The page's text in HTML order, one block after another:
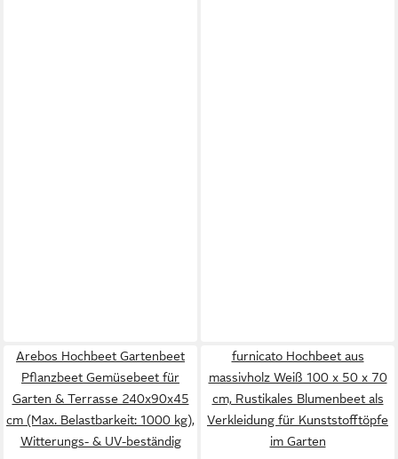
Arebos Hochbeet Gartenbeet
Pflanzbeet Gemüsebeet für
Garten & Terrasse 240x90x45
cm (Max. Belastbarkeit: 1000 kg),
Witterungs- & UV-beständig
furnicato Hochbeet aus
massivholz Weiß 100 x 50 x 70
cm, Rustikales Blumenbeet als
Verkleidung für Kunststofftöpfe
im Garten